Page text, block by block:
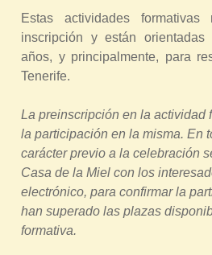
Estas actividades
inscripción y están
años, y principalmente, para
Tenerife.
La preinscripción en la actividad
la participación en la misma. En
carácter previo a la celebración
Casa de la Miel con los
electrónico, para confirmar la
han superado las plazas
formativa.